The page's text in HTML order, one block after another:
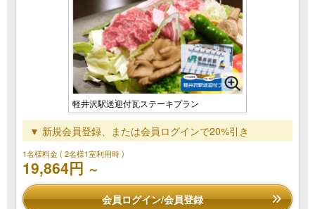
軽井沢駅送迎付瓦ステーキプラン
▼ 新規会員登録、または会員ログインで20%引き
1名様料金( 2名様1室利用時 )
19,864円 ～
会員ログイン/会員登録